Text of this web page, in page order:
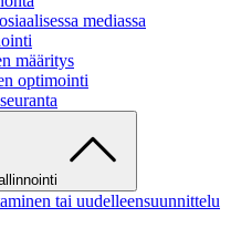
mediassa
määritys
optimointi
tai uudelleensuunnittelu